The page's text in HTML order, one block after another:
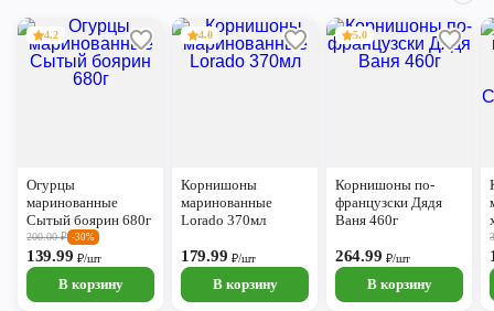
4.2
Огурцы
маринованные
Сытый боярин 680г
200.00₽ -30%
139.99 ₽/шт
В корзину
4.0
Корнишоны
маринованные
Lorado 370мл
179.99 ₽/шт
В корзину
5.0
Корнишоны по-
французски Дядя
Ваня 460г
264.99 ₽/шт
В корзину